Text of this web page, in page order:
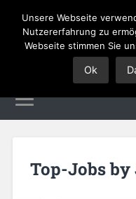
Top-Jobs by
Unsere Webseite
Nutzererfahrung zu
Webseite stimmen Sie
Ok